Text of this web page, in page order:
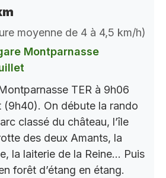
moyenne de 4 à 4,5 km/h)
Montparnasse
TER à 9h06
(9h40). On débute la rando
classé du château, l’île
des deux Amants, la
la laiterie de la Reine… Puis
forêt d’étang en étang.